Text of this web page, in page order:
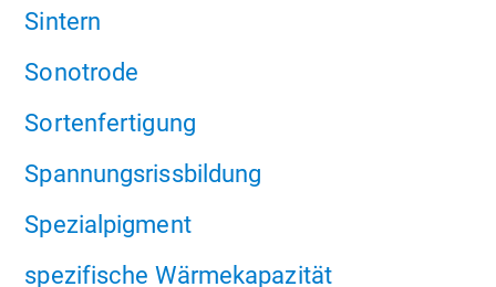
Sintern
Sonotrode
Sortenfertigung
Spannungsrissbildung
Spezialpigment
spezifische Wärmekapazität